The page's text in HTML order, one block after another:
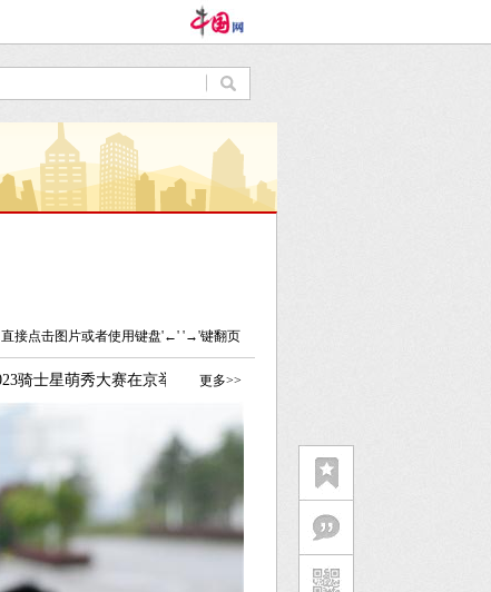
直接点击图片或者使用键盘'←' '→'键翻页